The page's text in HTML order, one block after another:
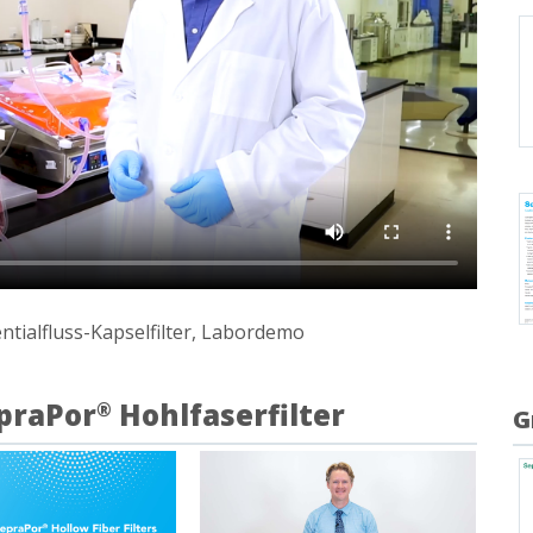
Kapselfilter, Labordemo
® Hohlfaserfilter